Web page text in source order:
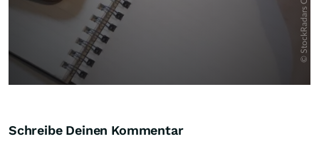
Schreibe Deinen Kommentar